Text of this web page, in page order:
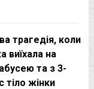
трагедія, коли
виїхала на
та з 3-
тіло жінки